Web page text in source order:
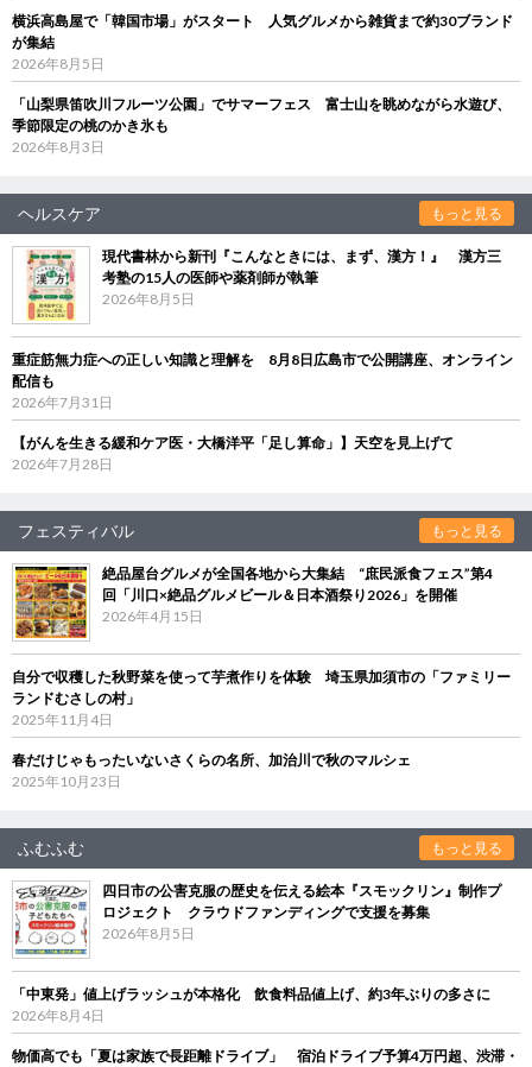
横浜高島屋で「韓国市場」がスタート 人気グルメから雑貨まで約30ブランド
が集結
2026年8月5日
「山梨県笛吹川フルーツ公園」でサマーフェス 富士山を眺めながら水遊び、
季節限定の桃のかき氷も
2026年8月3日
ヘルスケア もっと見る
現代書林から新刊『こんなときには、まず、漢方！』 漢方三
考塾の15人の医師や薬剤師が執筆
2026年8月5日
重症筋無力症への正しい知識と理解を 8月8日広島市で公開講座、オンライン
配信も
2026年7月31日
【がんを生きる緩和ケア医・大橋洋平「足し算命」】天空を見上げて
2026年7月28日
フェスティバル もっと見る
絶品屋台グルメが全国各地から大集結 “庶民派食フェス”第4
回「川口×絶品グルメビール＆日本酒祭り2026」を開催
2026年4月15日
自分で収穫した秋野菜を使って芋煮作りを体験 埼玉県加須市の「ファミリー
ランドむさしの村」
2025年11月4日
春だけじゃもったいないさくらの名所、加治川で秋のマルシェ
2025年10月23日
ふむふむ もっと見る
四日市の公害克服の歴史を伝える絵本『スモックリン』制作プ
ロジェクト クラウドファンディングで支援を募集
2026年8月5日
「中東発」値上げラッシュが本格化 飲食料品値上げ、約3年ぶりの多さに
2026年8月4日
物価高でも「夏は家族で長距離ドライブ」 宿泊ドライブ予算4万円超、渋滞・